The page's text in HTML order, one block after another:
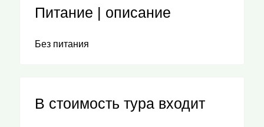
Питание | описание
Без питания
В стоимость тура входит